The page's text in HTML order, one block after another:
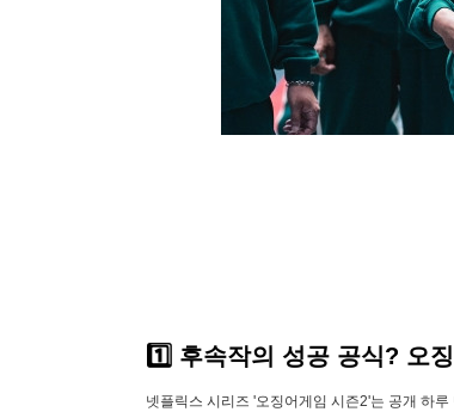
1️⃣ 후속작의 성공 공식? 오
넷플릭스 시리즈 '오징어게임 시즌2'는 공개 하